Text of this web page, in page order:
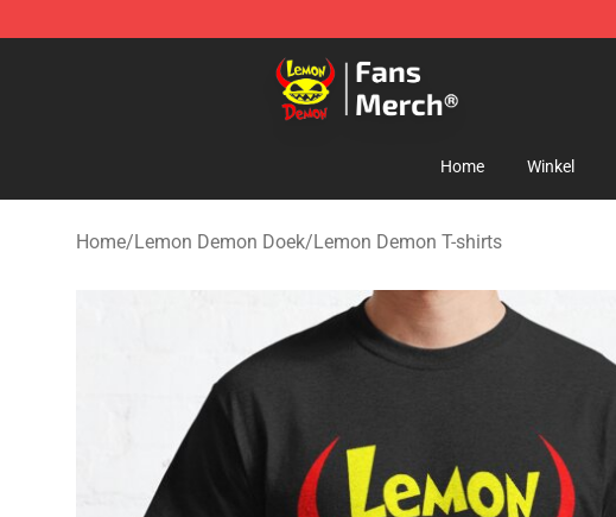
Lemon Demon Store - Official Lemon Demon Merchandise Shop
Home Winkel
Home/Lemon Demon Doek/Lemon Demon T-shirts